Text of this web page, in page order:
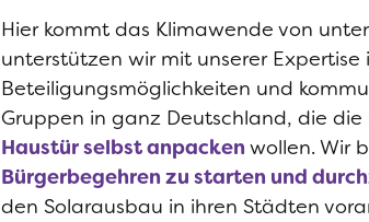
Hier kommt das Klimawende von
unterstützen wir mit unserer
Beteiligungsmöglichkeiten und
Gruppen in ganz Deutschland, die die
Haustür selbst anpacken wollen. Wir
Bürgerbegehren zu starten und
den Solarausbau in ihren Städten